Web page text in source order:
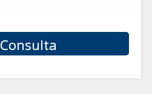
Consulta